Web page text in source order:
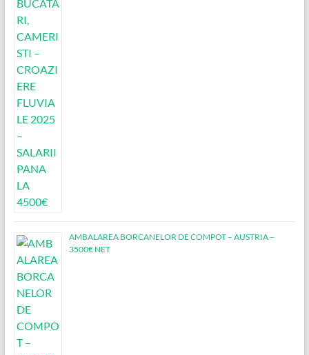
AMBALAREA BORCANELOR DE COMPOT – AUSTRIA –
3500€ NET